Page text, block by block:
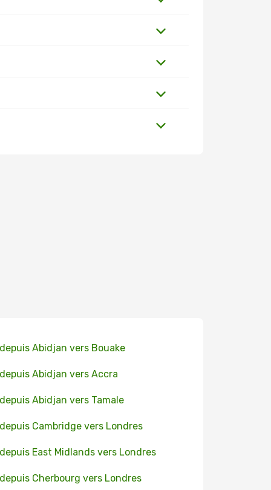
Abidjan vers Bouake
Abidjan vers Accra
Abidjan vers Tamale
Cambridge vers Londres
East Midlands vers Londres
Cherbourg vers Londres